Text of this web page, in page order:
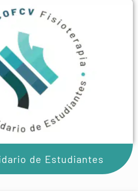
de Estudiantes